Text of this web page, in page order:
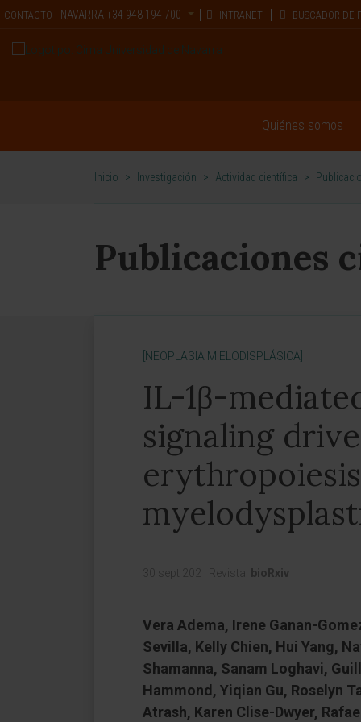
CONTACTO NAVARRA +34 948 194 700 INTRANET BUSCADOR DE
Quiénes somos
Inicio > Investigación > Actividad científica >
Publicaciones
[NEOPLASIA MIELODISPLÁSICA]
IL-1β-
signaling
30 sept 202 Revista: bioRxiv
Vera Adema, Irene Ganan-
Sevilla, Kelly Chien, Hui Yang,
Shamanna, Sanam Loghavi,
Hammond, Yiqian Gu, Roselyn
Atrash, Karen Clise-Dwyer,